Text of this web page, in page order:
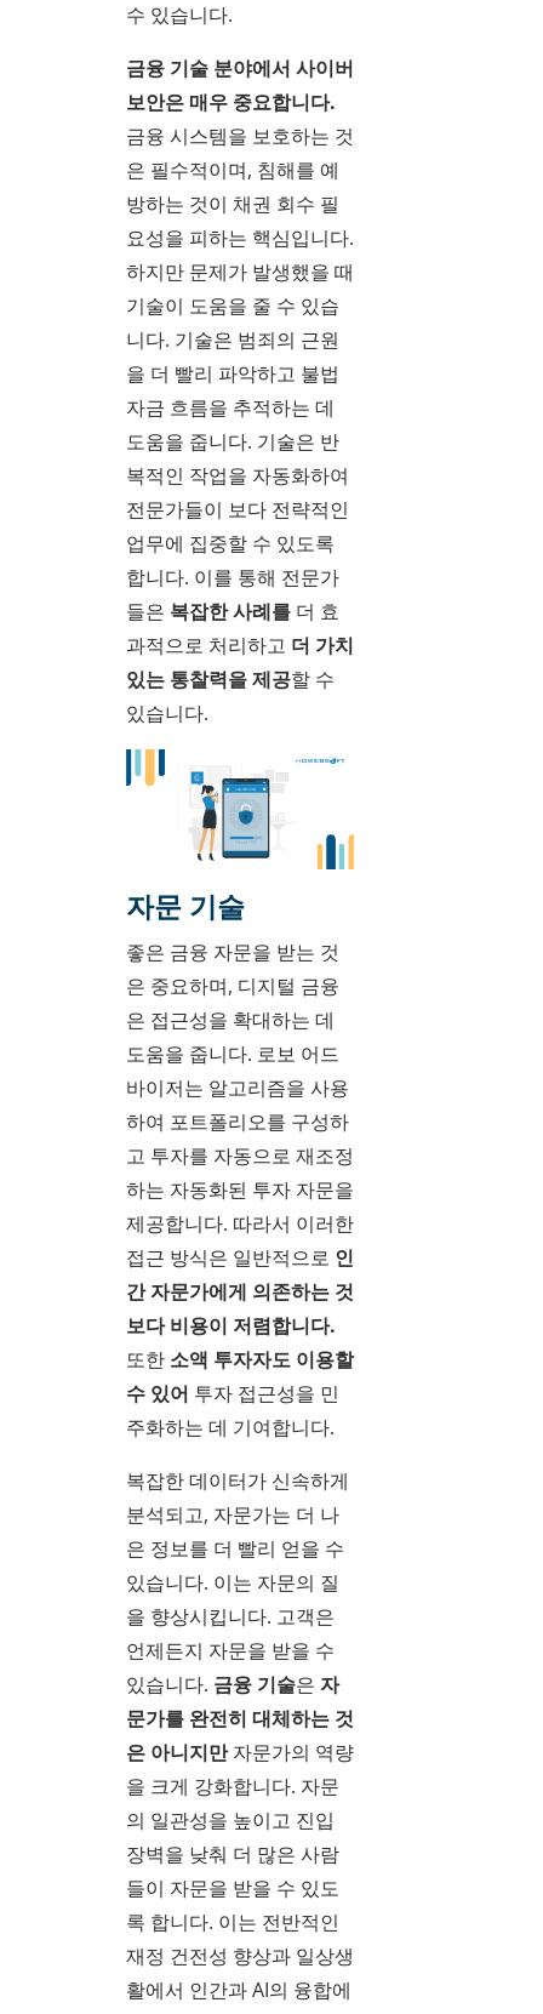
수 있습니다.
금융 기술 분야에서 사이버
보안은 매우 중요합니다.
금융 시스템을 보호하는 것
은 필수적이며, 침해를 예
방하는 것이 채권 회수 필
요성을 피하는 핵심입니다.
하지만 문제가 발생했을 때
기술이 도움을 줄 수 있습
니다. 기술은 범죄의 근원
을 더 빨리 파악하고 불법
자금 흐름을 추적하는 데
도움을 줍니다. 기술은 반
복적인 작업을 자동화하여
전문가들이 보다 전략적인
업무에 집중할 수 있도록
합니다. 이를 통해 전문가
들은 복잡한 사례를 더 효
과적으로 처리하고 더 가치
있는 통찰력을 제공할 수
있습니다.
자문 기술
좋은 금융 자문을 받는 것
은 중요하며, 디지털 금융
은 접근성을 확대하는 데
도움을 줍니다. 로보 어드
바이저는 알고리즘을 사용
하여 포트폴리오를 구성하
고 투자를 자동으로 재조정
하는 자동화된 투자 자문을
제공합니다. 따라서 이러한
접근 방식은 일반적으로 인
간 자문가에게 의존하는 것
보다 비용이 저렴합니다.
또한 소액 투자자도 이용할
수 있어 투자 접근성을 민
주화하는 데 기여합니다.
복잡한 데이터가 신속하게
분석되고, 자문가는 더 나
은 정보를 더 빨리 얻을 수
있습니다. 이는 자문의 질
을 향상시킵니다. 고객은
언제든지 자문을 받을 수
있습니다. 금융 기술은 자
문가를 완전히 대체하는 것
은 아니지만자문가의 역량
을 크게 강화합니다. 자문
의 일관성을 높이고 진입
장벽을 낮춰 더 많은 사람
들이 자문을 받을 수 있도
록 합니다. 이는 전반적인
재정 건전성 향상과 일상생
활에서 인간과 AI의 융합에